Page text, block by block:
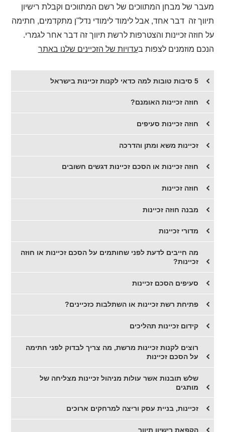
מעבר של מבחן המתווכים של רשם המתווכים וקבלת רישיון
תיווך זה דבר אחד, אבל לימוד לימודי נדל"ן מתקדמים, חתימה
על חוזה זכיינות והצטרפות לרשת תיווך זה דבר אחר לגמרי.
הנכם מוזמנים לצפות בעדויות של הזכיינים שלנו באתר
5 סיבות טובות למה כדאי לקנות זכיינות בישראל
חוזה זכיינות האומנם?
​חוזה זכיינות סעיפים
זכיינות משא ומתן והדרכה
חוזה זכיינות או הסכם זכיינות דגשים חשובים
חוזה זכיינות
מבנה חוזה זכיינות
מדורי זכיינות
מה חייבים לדעת לפני שחותמים על הסכם זכיינות או חוזה
זכיינות?
סעיפים הסכם זכיינות
פתיחת רשת זכיינות או השתלבות כזכיינים?
קידום זכיינות תהליכים
רוצים לקנות זכיינות מרשת, מה צריך לבדוק לפני חתימה
על הסכם זכיינות
שלש תובנות אשר עולות מניהול זכיינות מצליחה של
מותגים
זכיינות, בניית עסק וריצה למרחקים ארוכים
הקפאת רישיון תיווך